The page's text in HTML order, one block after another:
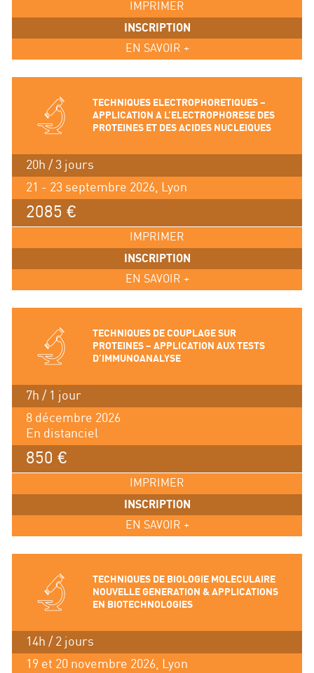
IMPRIMER
INSCRIPTION
EN SAVOIR +
TECHNIQUES ELECTROPHORETIQUES –
APPLICATION A L’ELECTROPHORESE DES
PROTEINES ET DES ACIDES NUCLEIQUES
20h / 3 jours
21 - 23 septembre 2026, Lyon
2085 €
IMPRIMER
INSCRIPTION
EN SAVOIR +
TECHNIQUES DE COUPLAGE SUR
PROTEINES – APPLICATION AUX TESTS
D’IMMUNOANALYSE
7h / 1 jour
8 décembre 2026
En distanciel
850 €
IMPRIMER
INSCRIPTION
EN SAVOIR +
TECHNIQUES DE BIOLOGIE MOLECULAIRE
NOUVELLE GENERATION & APPLICATIONS
EN BIOTECHNOLOGIES
14h / 2 jours
19 et 20 novembre 2026, Lyon